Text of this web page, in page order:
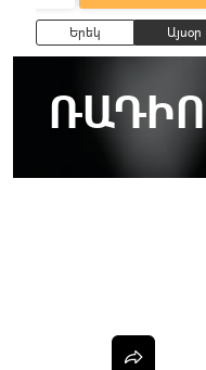
Երեկ Այսօր
ՌԱԴԻՈ